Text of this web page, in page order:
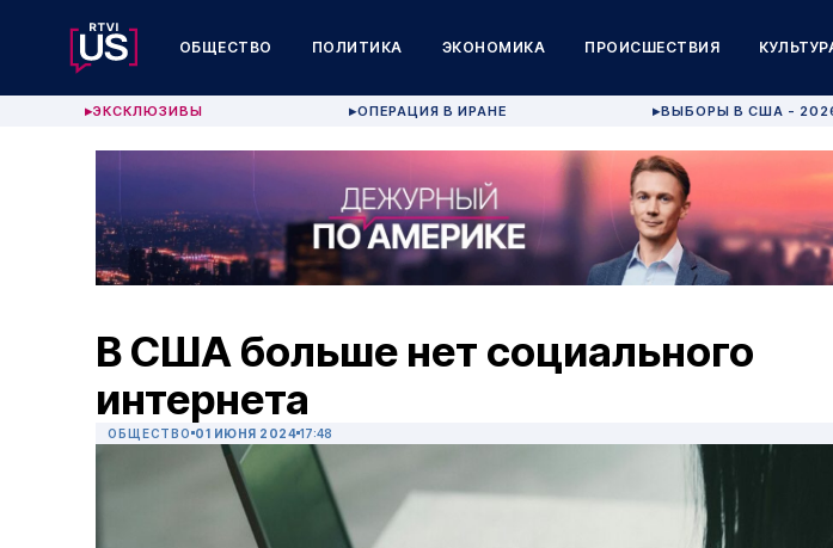
ОБЩЕСТВО ПОЛИТИКА ЭКОНОМИКА ПРОИСШЕСТВИЯ
▶ЭКСКЛЮЗИВЫ ▶ОПЕРАЦИЯ В ИРАНЕ ▶ВЫБОРЫ В США -
В США больше нет социального
интернета
ОБЩЕСТВО 01 ИЮНЯ 2024 17:48